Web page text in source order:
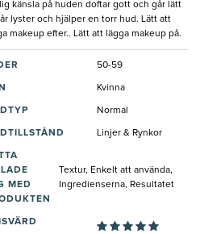
känsla på huden doftar gott och går lätt
lyster och hjälper en torr hud. Lätt att
makeup efter.. Lätt att lägga makeup på.
50-59
Kvinna
Normal
Linjer & Rynkor
MED
Textur, Enkelt att använda,
Ingredienserna, Resultatet